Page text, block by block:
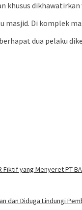
khusus dikhawatirkan
Di komplek
dua pelaku
yang Menyeret PT
dan Diduga Lindungi